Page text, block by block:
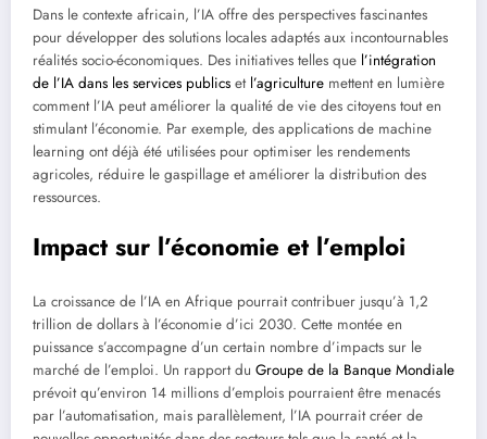
Dans le contexte africain, l’IA offre des perspectives fascinantes
pour développer des solutions locales adaptés aux incontournables
réalités socio-économiques. Des initiatives telles que l’intégration
de l’IA dans les services publics et l’agriculture mettent en lumière
comment l’IA peut améliorer la qualité de vie des citoyens tout en
stimulant l’économie. Par exemple, des applications de machine
learning ont déjà été utilisées pour optimiser les rendements
agricoles, réduire le gaspillage et améliorer la distribution des
ressources.
Impact sur l’économie et l’emploi
La croissance de l’IA en Afrique pourrait contribuer jusqu’à 1,2
trillion de dollars à l’économie d’ici 2030. Cette montée en
puissance s’accompagne d’un certain nombre d’impacts sur le
marché de l’emploi. Un rapport du Groupe de la Banque Mondiale
prévoit qu’environ 14 millions d’emplois pourraient être menacés
par l’automatisation, mais parallèlement, l’IA pourrait créer de